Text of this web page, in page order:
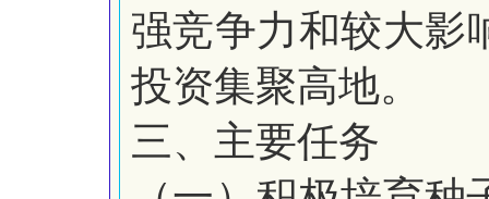
强竞争力和较大影
投资集聚高地。
三、主要任务